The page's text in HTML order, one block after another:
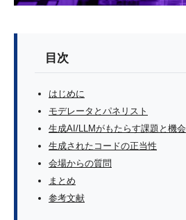
目次
はじめに
モデレータとパネリスト
生成AI/LLMがもたらす課題と機会
生成されたコードの正当性
会場からの質問
まとめ
参考文献